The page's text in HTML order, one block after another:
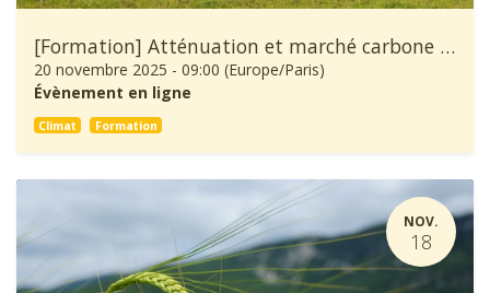
[Formation] Atténuation et marché carbone en agriculture
20 novembre 2025 - 09:00 (Europe/Paris)
Évènement en ligne
Climat Formation
NOV.
18